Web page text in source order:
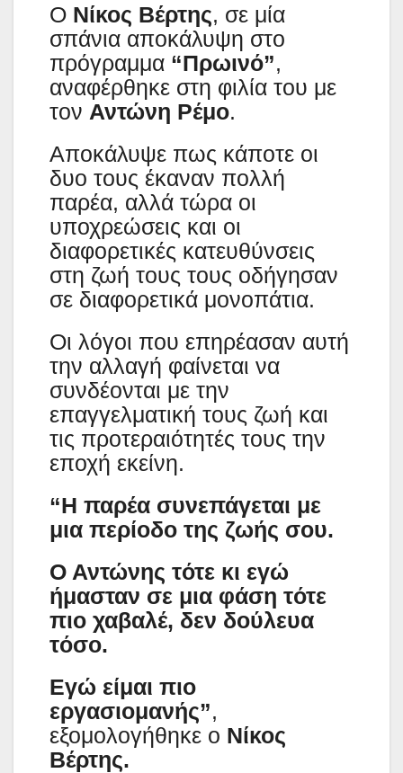
Ο Νίκος Βέρτης, σε μία
σπάνια αποκάλυψη στο
πρόγραμμα “Πρωινό”,
αναφέρθηκε στη φιλία του με
τον Αντώνη Ρέμο.
Αποκάλυψε πως κάποτε οι
δυο τους έκαναν πολλή
παρέα, αλλά τώρα οι
υποχρεώσεις και οι
διαφορετικές κατευθύνσεις
στη ζωή τους τους οδήγησαν
σε διαφορετικά μονοπάτια.
Οι λόγοι που επηρέασαν αυτή
την αλλαγή φαίνεται να
συνδέονται με την
επαγγελματική τους ζωή και
τις προτεραιότητές τους την
εποχή εκείνη.
“Η παρέα συνεπάγεται με
μια περίοδο της ζωής σου.
Ο Αντώνης τότε κι εγώ
ήμασταν σε μια φάση τότε
πιο χαβαλέ, δεν δούλευα
τόσο.
Εγώ είμαι πιο
εργασιομανής”,
εξομολογήθηκε ο Νίκος
Βέρτης.